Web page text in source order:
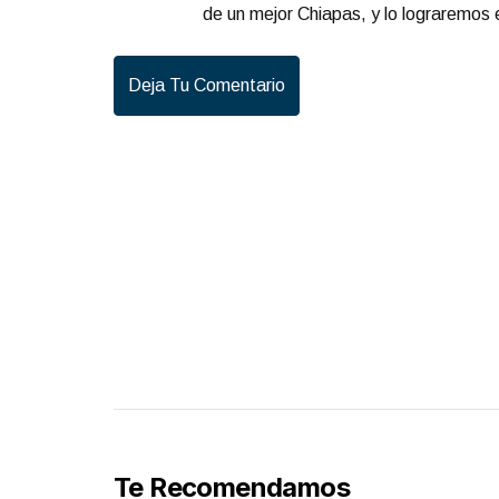
de un mejor Chiapas, y lo lograremos
Deja Tu Comentario
Te Recomendamos